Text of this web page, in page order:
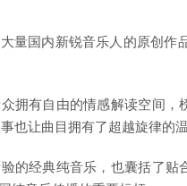
量国内新锐音乐人的原创作
拥有自由的情感解读空间
也让曲目拥有了超越旋律的温
的经典纯音乐，也囊括了